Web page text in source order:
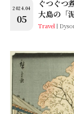
2024.04
05
ぐつぐつ
大島の「
Travel